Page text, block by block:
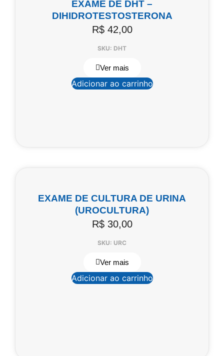
EXAME DE DHT –
DIHIDROTESTOSTERONA
R$42,00
SKU: DHT
Ver mais
Adicionar ao carrinho
EXAME DE CULTURA DE URINA
(UROCULTURA)
R$30,00
SKU: URC
Ver mais
Adicionar ao carrinho